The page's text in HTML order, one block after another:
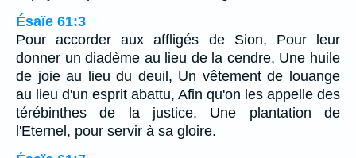
Ésaïe 61:3
Pour accorder aux affligés de Sion, Pour leur
donner un diadème au lieu de la cendre, Une huile
de joie au lieu du deuil, Un vêtement de louange
au lieu d'un esprit abattu, Afin qu'on les appelle des
térébinthes de la justice, Une plantation de
l'Eternel, pour servir à sa gloire.